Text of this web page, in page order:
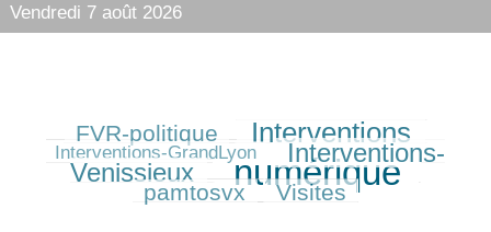
Vendredi 7 août 2026
255/625FVR-politique
442/625 Interventions
Interventions-GrandLyon
375/625 Interventions-
Venissieux
625/625 numérique
240/625
pamtosvx Visites